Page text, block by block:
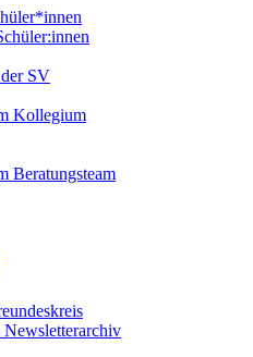
SV
Kollegium
Beratungsteam
Newsletterarchiv